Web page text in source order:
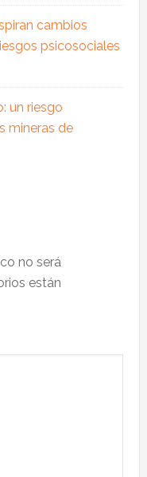
cambios
psicosociales
un riesgo
mineras de
no será
están